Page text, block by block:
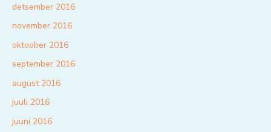
detsember 2016
november 2016
oktoober 2016
september 2016
august 2016
juuli 2016
juuni 2016